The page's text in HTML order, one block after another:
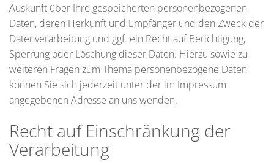
Auskunft über Ihre gespeicherten personenbezogenen
Daten, deren Herkunft und Empfänger und den Zweck der
Datenverarbeitung und ggf. ein Recht auf Berichtigung,
Sperrung oder Löschung dieser Daten. Hierzu sowie zu
weiteren Fragen zum Thema personenbezogene Daten
können Sie sich jederzeit unter der im Impressum
angegebenen Adresse an uns wenden.
Recht auf Einschränkung der
Verarbeitung